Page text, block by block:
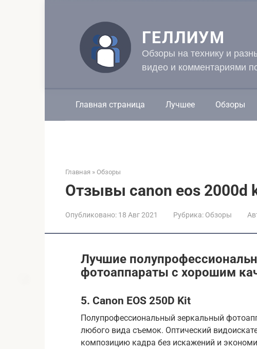
ГЕЛЛИУМ
Обзоры на технику и
видео и комментариями
Главная страница Лучшее Обзоры
Главная » Обзоры
Отзывы canon eos 2000d
Опубликовано: 18 Авг 2021 Рубрика: Обзоры
Лучшие
фотоаппараты с хорошим
5. Canon EOS 250D Kit
Полупрофессиональный зеркальный
любого вида съемок. Оптический
композицию кадра без искажений и